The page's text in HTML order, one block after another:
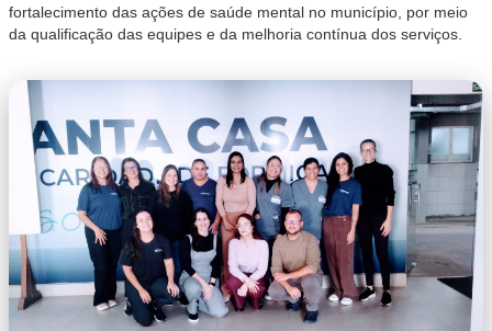
fortalecimento das ações de saúde mental no município, por meio
da qualificação das equipes e da melhoria contínua dos serviços.